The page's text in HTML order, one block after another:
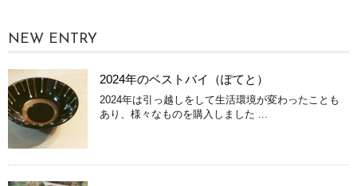
NEW ENTRY
2024年のベストバイ（ぽてと）
2024年は引っ越しをして生活環境が変わったことも
あり、様々なものを購入しました ...